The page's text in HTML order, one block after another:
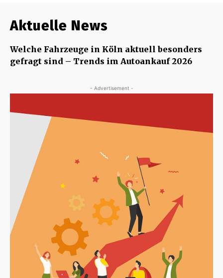
Aktuelle News
Welche Fahrzeuge in Köln aktuell besonders
gefragt sind – Trends im Autoankauf 2026
- Advertisement -